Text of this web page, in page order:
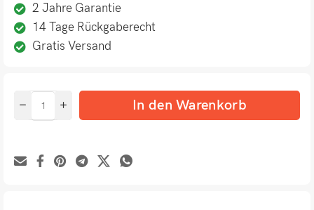
2 Jahre Garantie
14 Tage Rückgaberecht
Gratis Versand
In den Warenkorb